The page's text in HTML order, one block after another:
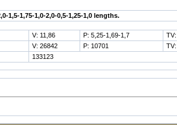
1,5-1,75-1,0-2,0-0,5-1,25-1,0 lengths.
V: 11,86 P: 5,25-1,69-1,7
TV:
V: 26842 P: 10701
133123